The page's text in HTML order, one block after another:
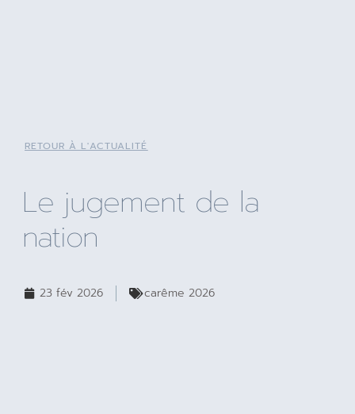
RETOUR À L'ACTUALITÉ
Le jugement de la
nation
23 fév 2026 carême 2026